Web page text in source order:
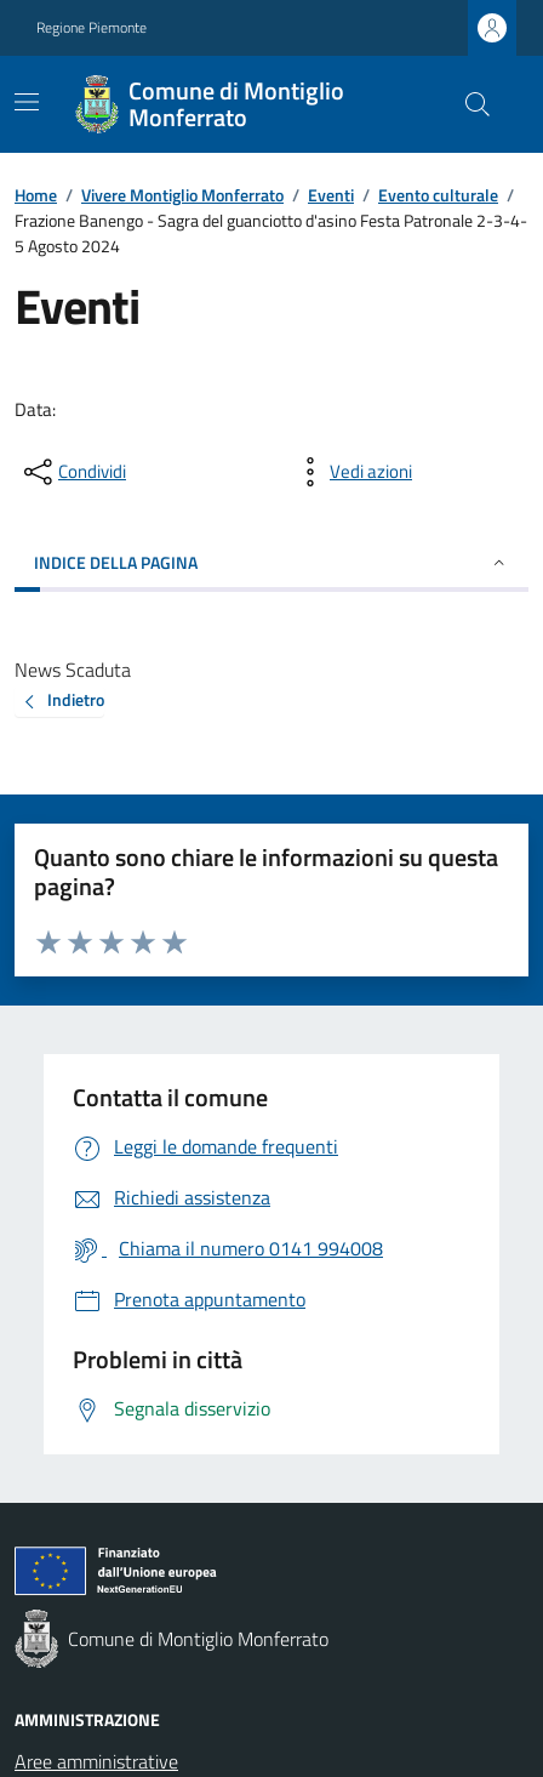
Regione Piemonte
Comune di Montiglio
Monferrato
Home / Vivere Montiglio Monferrato / Eventi / Evento culturale /
Frazione Banengo - Sagra del guanciotto d'asino Festa Patronale 2-3-4-
5 Agosto 2024
Eventi
Data:
Condividi Vedi azioni
INDICE DELLA PAGINA
News Scaduta
Indietro
Quanto sono chiare le informazioni su questa
pagina?
Valuta da 1 a 5 stelle la pagina
Valuta 5 stelle su 5
Valuta 4 stelle su 5
Valuta 3 stelle su 5
Valuta 2 stelle su 5
Valuta 1 stelle su 5
Contatta il comune
Leggi le domande frequenti
Richiedi assistenza
Chiama il numero 0141 994008
Prenota appuntamento
Problemi in città
Segnala disservizio
Comune di Montiglio Monferrato
AMMINISTRAZIONE
Aree amministrative